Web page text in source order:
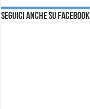
Seguici anche su Facebook